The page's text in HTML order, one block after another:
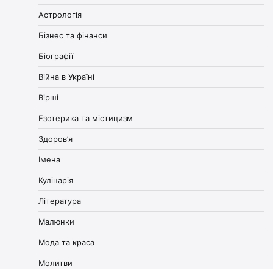
Астрологія
Бізнес та фінанси
Біографії
Війна в Україні
Вірші
Езотерика та містицизм
Здоров’я
Імена
Кулінарія
Література
Малюнки
Мода та краса
Молитви